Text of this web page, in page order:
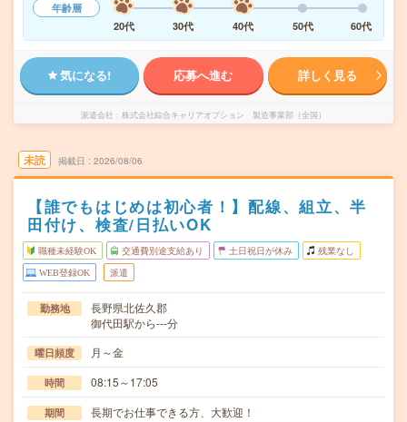
年齢層
20代
30代 40代 50代 60代
気になる! 応募へ進む 詳しく見る
派遣会社 株式会社綜合キャリアオプション 製造事業部（全国）
未読 掲載日 2026/08/06
【誰でもはじめは初心者！】配線、組立、半
田付け、検査/日払いOK
職種未経験OK 交通費別途支給あり 土日祝日が休み 残業なし
WEB登録OK 派遣
勤務地
長野県北佐久郡
御代田駅から---分
曜日頻度 月～金
時間 08:15～17:05
期間 長期でお仕事できる方、大歓迎！